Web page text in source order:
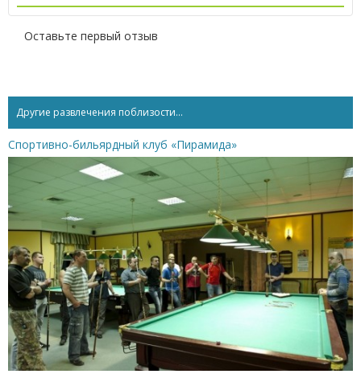
Оставьте первый отзыв
Другие развлечения поблизости...
Спортивно-бильярдный клуб «Пирамида»